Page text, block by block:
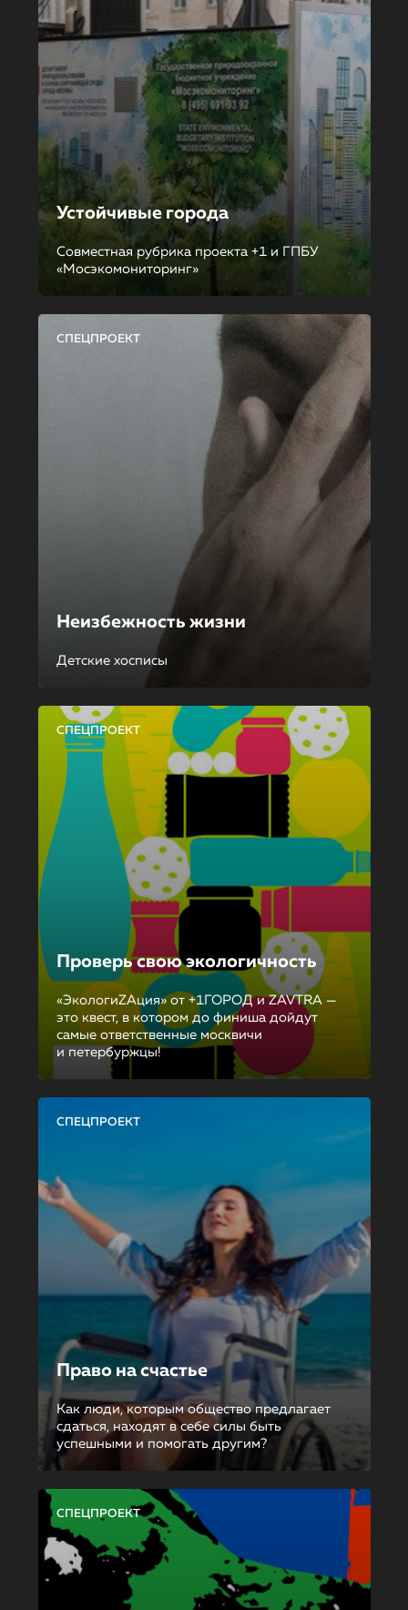
Устойчивые города
Совместная рубрика проекта +1 и ГПБУ
«Мосэкомониторинг»
СПЕЦПРОЕКТ
Неизбежность жизни
Детские хосписы
СПЕЦПРОЕКТ
Проверь свою экологичность
«ЭкологиZAция» от +1ГОРОД и ZAVTRA —
это квест, в котором до финиша дойдут
самые ответственные москвичи
и петербуржцы!
СПЕЦПРОЕКТ
Право на счастье
Как люди, которым общество предлагает
сдаться, находят в себе силы быть
успешными и помогать другим?
СПЕЦПРОЕКТ